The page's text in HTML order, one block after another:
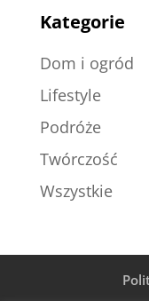
Kategorie
Dom i ogród
Lifestyle
Podróże
Twórczość
Wszystkie